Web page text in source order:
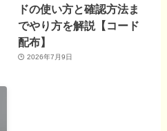
ドの使い方と確認方法ま
でやり方を解説【コード
配布】
2026年7月9日